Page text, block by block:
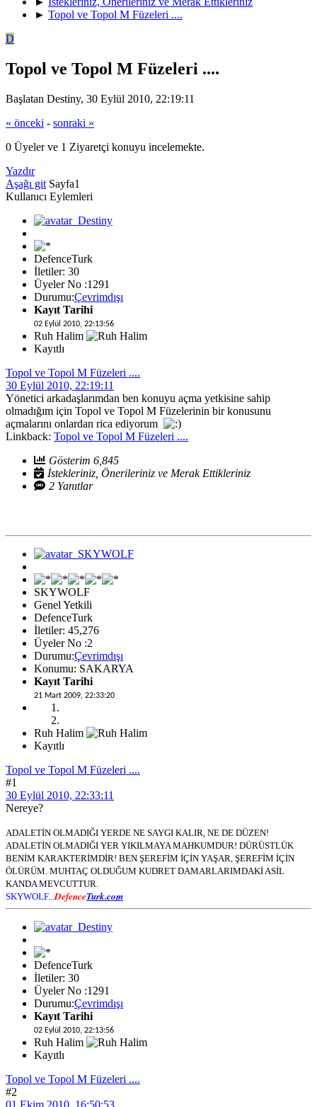
► Topol ve Topol M Füzeleri ....
D
Topol ve Topol M Füzeleri ....
Başlatan Destiny, 30 Eylül 2010, 22:19:11
« önceki - sonraki »
0 Üyeler ve 1 Ziyaretçi konuyu incelemekte.
Yazdır
Aşağı git Sayfa1
Kullanıcı Eylemleri
DefenceTurk
İletiler: 30
Üyeler No :1291
Durumu:Çevrimdışı
Kayıt Tarihi
02 Eylül 2010, 22:13:56
Ruh Halim
Kayıtlı
Topol ve Topol M Füzeleri ....
30 Eylül 2010, 22:19:11
Yönetici arkadaşlarımdan ben konuyu açma yetkisine sahip
olmadığım için Topol ve Topol M Füzelerinin bir konusunu
açmalarını onlardan rica ediyorum
Linkback: Topol ve Topol M Füzeleri ....
Gösterim 6,845
İstekleriniz, Önerileriniz ve Merak Ettikleriniz
2 Yanıtlar
SKYWOLF
Genel Yetkili
DefenceTurk
İletiler: 45,276
Üyeler No :2
Durumu:Çevrimdışı
Konumu: SAKARYA
Kayıt Tarihi
21 Mart 2009, 22:33:20
Ruh Halim
Kayıtlı
Topol ve Topol M Füzeleri ....
#1
30 Eylül 2010, 22:33:11
Nereye?
ADALETİN OLMADIĞI YERDE NE SAYGI KALIR, NE DE DÜZEN!
ADALETİN OLMADIĞI YER YIKILMAYA MAHKUMDUR! DÜRÜSTLÜK
BENİM KARAKTERİMDİR! BEN ŞEREFİM İÇİN YAŞAR, ŞEREFİM İÇİN
ÖLÜRÜM. MUHTAÇ OLDUĞUM KUDRET DAMARLARIMDAKİ ASİL
KANDA MEVCUTTUR.
SKYWOLF... DefenceTurk.com
DefenceTurk
İletiler: 30
Üyeler No :1291
Durumu:Çevrimdışı
Kayıt Tarihi
02 Eylül 2010, 22:13:56
Ruh Halim
Kayıtlı
Topol ve Topol M Füzeleri ....
#2
01 Ekim 2010, 16:50:53